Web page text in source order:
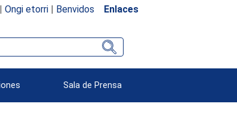
| Ongi etorri| Benvidos Enlaces
Sala de Prensa